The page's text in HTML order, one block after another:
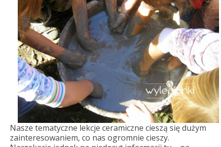
Nasze tematyczne lekcje ceramiczne cieszą się dużym
zainteresowaniem, co nas ogromnie cieszy.